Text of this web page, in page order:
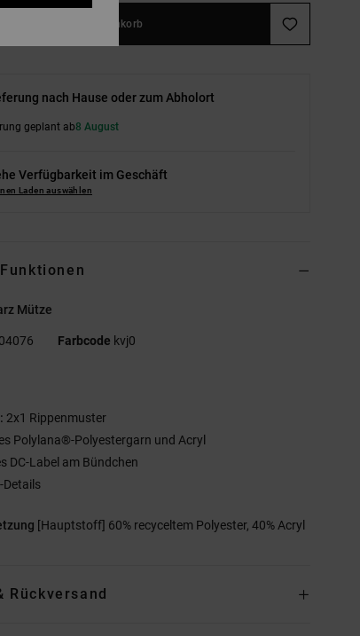
In den Warenkorb
nach Hause oder zum Abholort
geplant ab8 August
Verfügbarkeit im Geschäft
Laden auswählen
Mütze
Farbcode kvj0
2x1 Rippenmuster
Polylana®-Polyestergarn und Acryl
DC-Label am Bündchen
Details
[Hauptstoff] 60% recyceltem Polyester, 40% Acryl
Rückversand